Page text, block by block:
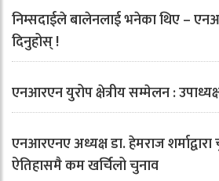
निम्सदाईले बालेनलाई भनेका थिए –
दिनुहोस् !
एनआरएन युरोप क्षेत्रीय सम्मेलन :
एनआरएनए अध्यक्ष डा. हेमराज
ऐतिहासमै कम खर्चिलो चुनाव